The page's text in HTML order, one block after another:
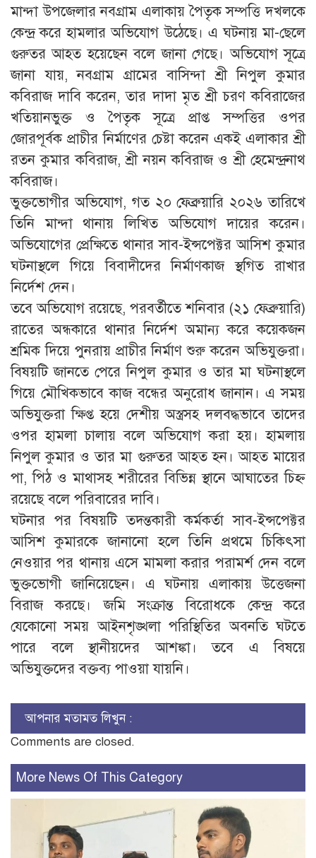
মান্দা উপজেলার নবগ্রাম এলাকায় পৈতৃক সম্পত্তি দখলকে
কেন্দ্র করে হামলার অভিযোগ উঠেছে। এ ঘটনায় মা-ছেলে
গুরুতর আহত হয়েছেন বলে জানা গেছে। অভিযোগ সূত্রে
জানা যায়, নবগ্রাম গ্রামের বাসিন্দা শ্রী নিপুল কুমার
কবিরাজ দাবি করেন, তার দাদা মৃত শ্রী চরণ কবিরাজের
খতিয়ানভুক্ত ও পৈতৃক সূত্রে প্রাপ্ত সম্পত্তির ওপর
জোরপূর্বক প্রাচীর নির্মাণের চেষ্টা করেন একই এলাকার শ্রী
রতন কুমার কবিরাজ, শ্রী নয়ন কবিরাজ ও শ্রী হেমেন্দ্রনাথ
কবিরাজ।
ভুক্তভোগীর অভিযোগ, গত ২০ ফেব্রুয়ারি ২০২৬ তারিখে
তিনি মান্দা থানায় লিখিত অভিযোগ দায়ের করেন।
অভিযোগের প্রেক্ষিতে থানার সাব-ইন্সপেক্টর আসিশ কুমার
ঘটনাস্থলে গিয়ে বিবাদীদের নির্মাণকাজ স্থগিত রাখার
নির্দেশ দেন।
তবে অভিযোগ রয়েছে, পরবর্তীতে শনিবার (২১ ফেব্রুয়ারি)
রাতের অন্ধকারে থানার নির্দেশ অমান্য করে কয়েকজন
শ্রমিক দিয়ে পুনরায় প্রাচীর নির্মাণ শুরু করেন অভিযুক্তরা।
বিষয়টি জানতে পেরে নিপুল কুমার ও তার মা ঘটনাস্থলে
গিয়ে মৌখিকভাবে কাজ বন্ধের অনুরোধ জানান। এ সময়
অভিযুক্তরা ক্ষিপ্ত হয়ে দেশীয় অস্ত্রসহ দলবদ্ধভাবে তাদের
ওপর হামলা চালায় বলে অভিযোগ করা হয়। হামলায়
নিপুল কুমার ও তার মা গুরুতর আহত হন। আহত মায়ের
পা, পিঠ ও মাথাসহ শরীরের বিভিন্ন স্থানে আঘাতের চিহ্ন
রয়েছে বলে পরিবারের দাবি।
ঘটনার পর বিষয়টি তদন্তকারী কর্মকর্তা সাব-ইন্সপেক্টর
আসিশ কুমারকে জানানো হলে তিনি প্রথমে চিকিৎসা
নেওয়ার পর থানায় এসে মামলা করার পরামর্শ দেন বলে
ভুক্তভোগী জানিয়েছেন। এ ঘটনায় এলাকায় উত্তেজনা
বিরাজ করছে। জমি সংক্রান্ত বিরোধকে কেন্দ্র করে
যেকোনো সময় আইনশৃঙ্খলা পরিস্থিতির অবনতি ঘটতে
পারে বলে স্থানীয়দের আশঙ্কা। তবে এ বিষয়ে
অভিযুক্তদের বক্তব্য পাওয়া যায়নি।
আপনার মতামত লিখুন :
Comments are closed.
More News Of This Category